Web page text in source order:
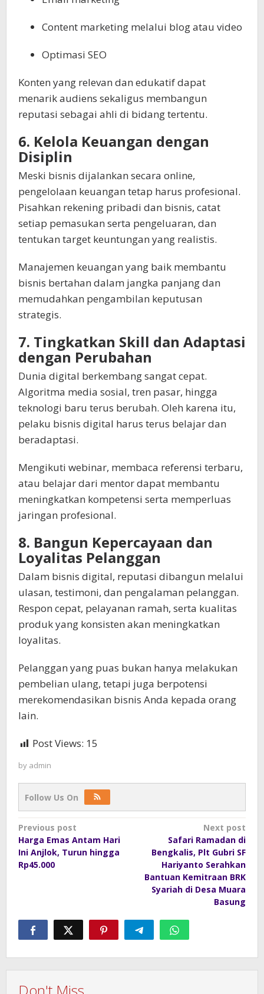
Content marketing melalui blog atau video
Optimasi SEO
Konten yang relevan dan edukatif dapat
menarik audiens sekaligus membangun
reputasi sebagai ahli di bidang tertentu.
6. Kelola Keuangan dengan
Disiplin
Meski bisnis dijalankan secara online,
pengelolaan keuangan tetap harus profesional.
Pisahkan rekening pribadi dan bisnis, catat
setiap pemasukan serta pengeluaran, dan
tentukan target keuntungan yang realistis.
Manajemen keuangan yang baik membantu
bisnis bertahan dalam jangka panjang dan
memudahkan pengambilan keputusan
strategis.
7. Tingkatkan Skill dan Adaptasi
dengan Perubahan
Dunia digital berkembang sangat cepat.
Algoritma media sosial, tren pasar, hingga
teknologi baru terus berubah. Oleh karena itu,
pelaku bisnis digital harus terus belajar dan
beradaptasi.
Mengikuti webinar, membaca referensi terbaru,
atau belajar dari mentor dapat membantu
meningkatkan kompetensi serta memperluas
jaringan profesional.
8. Bangun Kepercayaan dan
Loyalitas Pelanggan
Dalam bisnis digital, reputasi dibangun melalui
ulasan, testimoni, dan pengalaman pelanggan.
Respon cepat, pelayanan ramah, serta kualitas
produk yang konsisten akan meningkatkan
loyalitas.
Pelanggan yang puas bukan hanya melakukan
pembelian ulang, tetapi juga berpotensi
merekomendasikan bisnis Anda kepada orang
lain.
Post Views: 15
by admin
Follow Us On
Post
navigation
Previous post
Harga Emas Antam Hari
Ini Anjlok, Turun hingga
Rp45.000
Next post
Safari Ramadan di
Bengkalis, Plt Gubri SF
Hariyanto Serahkan
Bantuan Kemitraan BRK
Syariah di Desa Muara
Basung